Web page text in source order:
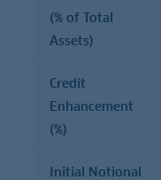
(% of Total
Assets)
Credit
Enhancement
(%)
Initial Notional